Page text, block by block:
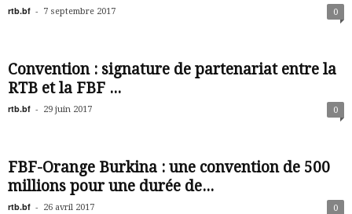
rtb.bf - 7 septembre 2017 0
Convention : signature de partenariat entre la
RTB et la FBF ...
rtb.bf - 29 juin 2017 0
FBF-Orange Burkina : une convention de 500
millions pour une durée de...
rtb.bf - 26 avril 2017 0